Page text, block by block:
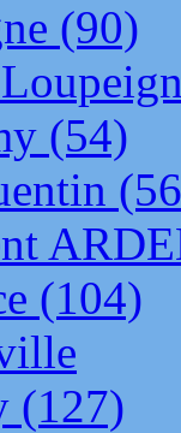
(90)
(54)
(104)
(127)